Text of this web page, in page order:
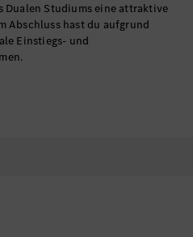
Studiums eine attraktive
Abschluss hast du aufgrund
Einstiegs- und